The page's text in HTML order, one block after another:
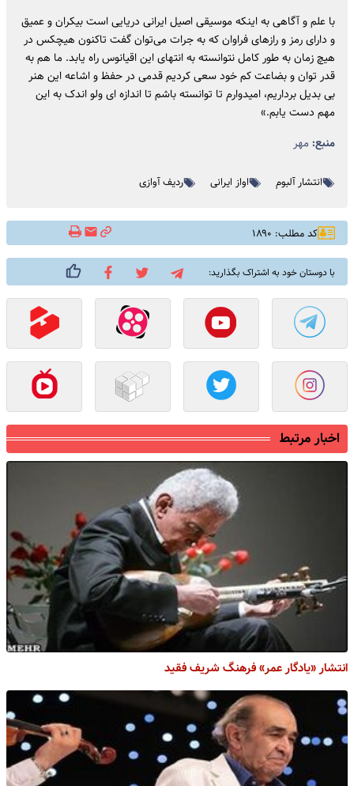
با علم و آگاهی به اینکه موسیقی اصیل ایرانی دریایی است بیکران و عمیق
و دارای رمز و رازهای فراوان که به جرات می‌توان گفت تاکنون هیچکس در
هیچ زمان به طور کامل نتوانسته به انتهای این اقیانوس راه یابد. ما هم به
قدر توان و بضاعت کم خود سعی کردیم قدمی در حفظ و اشاعه این هنر
بی بدیل برداریم، امیدوارم تا توانسته باشم تا اندازه ای ولو اندک به این
مهم دست یابم.»
منبع: مهر
انتشار آلبوم اواز ایرانی ردیف آوازی
کد مطلب: ۱۸۹۰
با دوستان خود به اشتراک بگذارید:
اخبار مرتبط
انتشار «یادگار عمر» فرهنگ شریف فقید